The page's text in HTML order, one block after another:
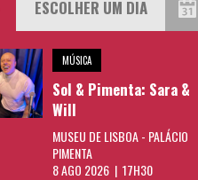
MÚSICA
Sol & Pimenta: Sara &
Will
MUSEU DE LISBOA - PALÁCIO
PIMENTA
8 AGO 2026 | 17H30